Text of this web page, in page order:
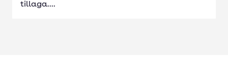
tillaga....